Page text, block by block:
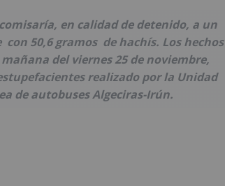
en calidad de detenido, a un
50,6 gramos de hachís. Los hechos
del viernes 25 de noviembre,
realizado por la Unidad
de autobuses Algeciras-Irún.